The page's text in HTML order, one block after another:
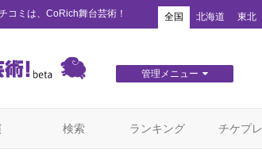
コミは、CoRich舞台芸術！ 全国 北海道 東北
管理メニュー
検索 ランキング チケプレ